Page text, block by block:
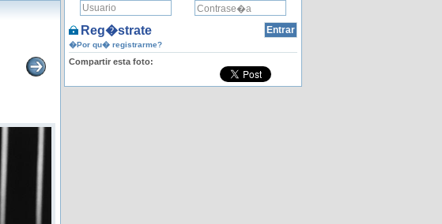
Reg�strate
�Por qu� registrarme?
Compartir esta foto: